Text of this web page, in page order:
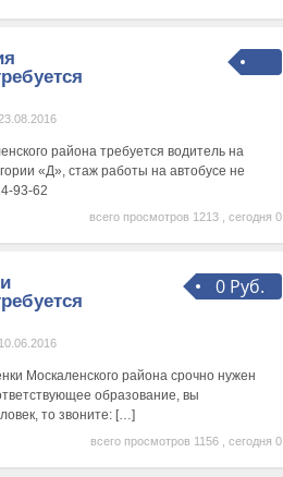
23.08.2016
района требуется водитель на
«Д», стаж работы на автобусе не
93-62
всего просмотров 1213 , сегодня 0
0 Руб.
10.06.2016
Москаленского района срочно нужен
образование, вы
то звоните: […]
всего просмотров 1156 , сегодня 0